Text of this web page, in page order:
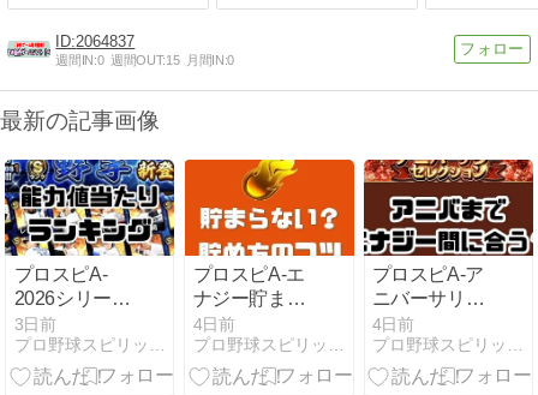
2064837
週間IN:0 週間OUT:15 月間IN:0
最新の記事画像
プロスピA-
2026シリーズ
1野手2回目・
当たりランキ
ング！最強ミ
3日前
プロスピA-エ
ナジー貯まら
ない初心者必
見！無課金で
エナジー稼ぎ
4日前
プロスピA-ア
ニバーサリー
までにエナジ
ーを間に合わ
せる方法【無
4日前